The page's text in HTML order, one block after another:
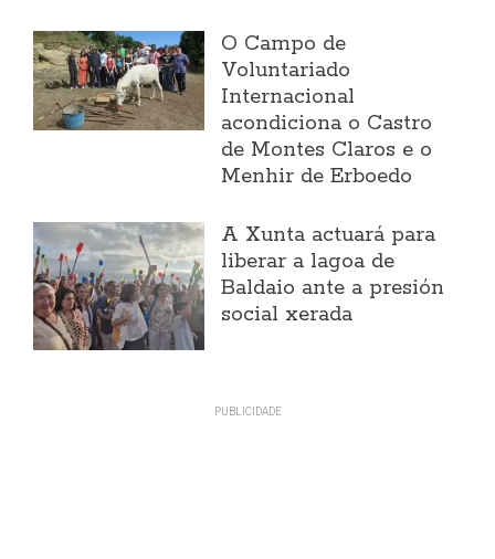
O Campo de
Voluntariado
Internacional
acondiciona o Castro
de Montes Claros e o
Menhir de Erboedo
A Xunta actuará para
liberar a lagoa de
Baldaio ante a presión
social xerada